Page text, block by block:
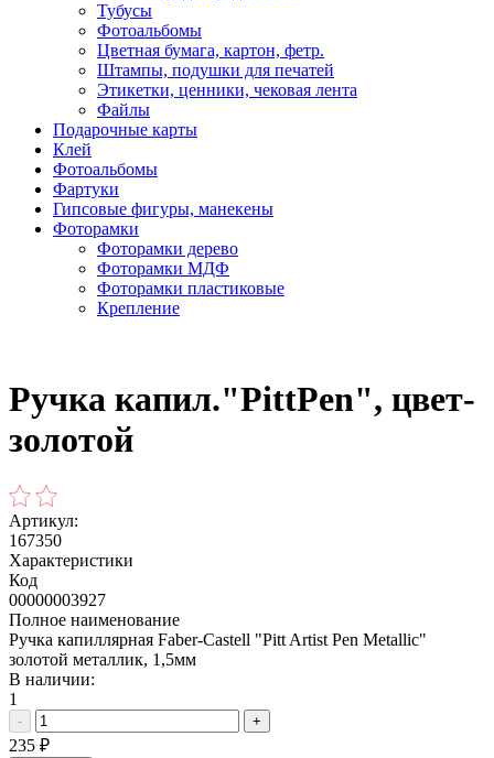
Тубусы
Фотоальбомы
Цветная бумага, картон, фетр.
Штампы, подушки для печатей
Этикетки, ценники, чековая лента
Файлы
Подарочные карты
Клей
Фотоальбомы
Фартуки
Гипсовые фигуры, манекены
Фоторамки
Фоторамки дерево
Фоторамки МДФ
Фоторамки пластиковые
Крепление
Ручка капил."PittPen", цвет-
золотой
Артикул:
167350
Характеристики
Код
00000003927
Полное наименование
Ручка капиллярная Faber-Castell "Pitt Artist Pen Metallic"
золотой металлик, 1,5мм
В наличии:
1
- +
235 ₽